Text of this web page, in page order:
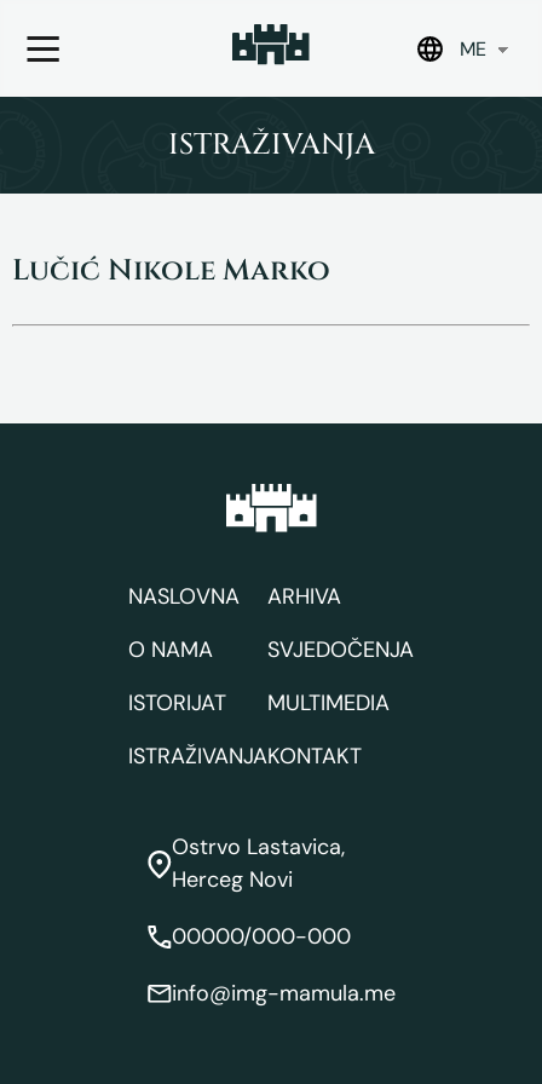
ME
ISTRAŽIVANJA
Lučić Nikole Marko
NASLOVNA
O NAMA
ISTORIJAT
ISTRAŽIVANJA
ARHIVA
SVJEDOČENJA
MULTIMEDIA
KONTAKT
Ostrvo Lastavica,
Herceg Novi
00000/000-000
info@img-mamula.me